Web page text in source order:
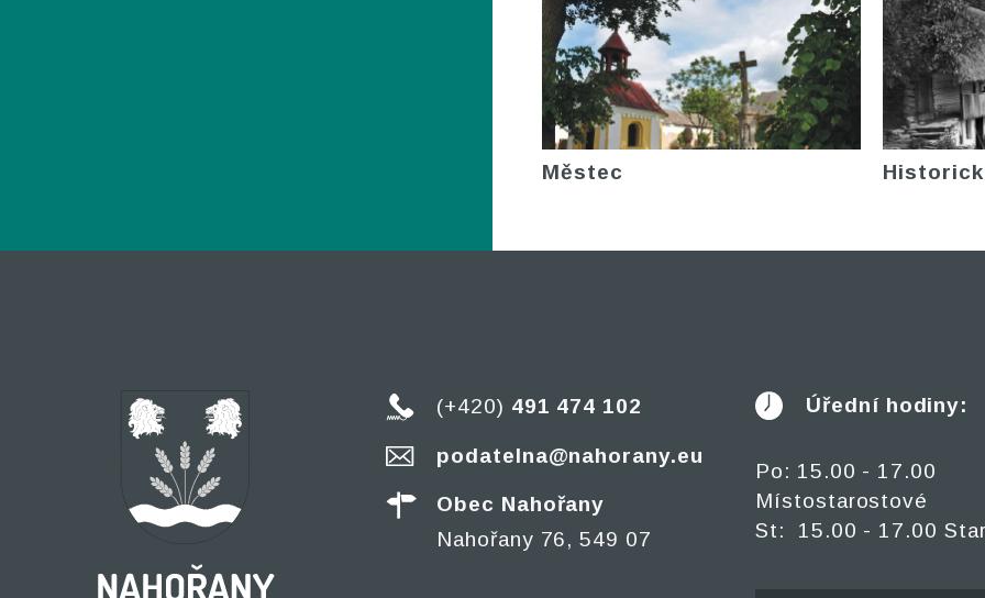
Městec
(+420) 491 474 102
podatelna@nahorany.eu
Obec Nahořany
Nahořany 76, 549 07
Úřední hodiny:
Po: 15.00 - 17.00
Místostarostové
St: 15.00 - 17.00